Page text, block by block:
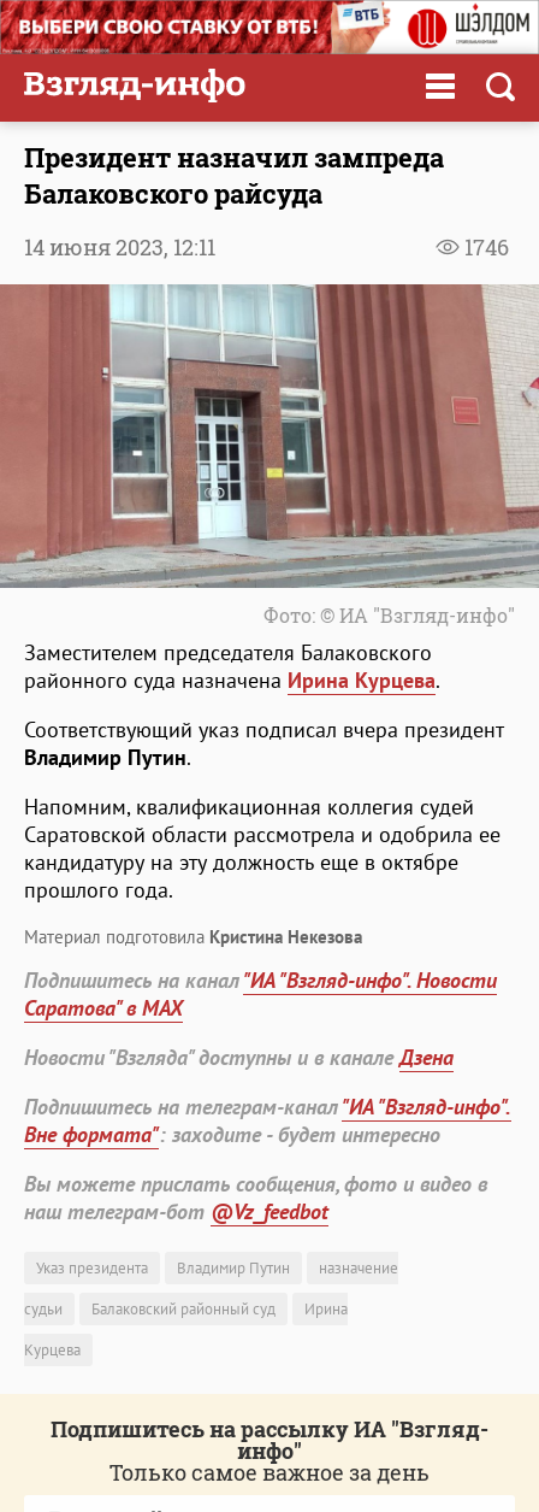
Президент назначил зампреда
Балаковского райсуда
1746
14 июня 2023, 12:11
Фото: © ИА "Взгляд-инфо"
Заместителем председателя Балаковского
районного суда назначена Ирина Курцева.
Соответствующий указ подписал вчера президент
Владимир Путин.
Напомним, квалификационная коллегия судей
Саратовской области рассмотрела и одобрила ее
кандидатуру на эту должность еще в октябре
прошлого года.
Материал подготовила Кристина Некезова
Подпишитесь на канал"ИА "Взгляд-инфо". Новости
Саратова" в MAX
Новости "Взгляда" доступны и в каналеДзена
Подпишитесь на телеграм-канал"ИА "Взгляд-инфо".
Вне формата": заходите - будет интересно
Вы можете прислать сообщения, фото и видео в
наш телеграм-бот @Vz_feedbot
Указ президента Владимир Путин
назначение
судьи
Балаковский районный суд
Ирина
Курцева
Подпишитесь на рассылку ИА "Взгляд-
инфо"
Только самое важное за день